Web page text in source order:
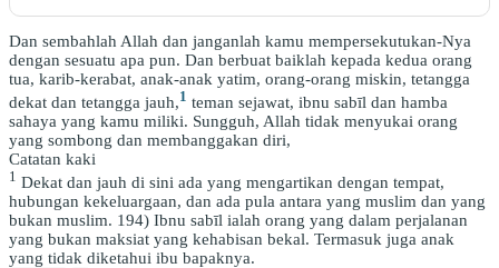
Dan sembahlah Allah dan janganlah kamu mempersekutukan-Nya
dengan sesuatu apa pun. Dan berbuat baiklah kepada kedua orang
tua, karib-kerabat, anak-anak yatim, orang-orang miskin, tetangga
dekat dan tetangga jauh,1 teman sejawat, ibnu sabīl dan hamba
sahaya yang kamu miliki. Sungguh, Allah tidak menyukai orang
yang sombong dan membanggakan diri,
Catatan kaki
1 Dekat dan jauh di sini ada yang mengartikan dengan tempat,
hubungan kekeluargaan, dan ada pula antara yang muslim dan yang
bukan muslim. 194) Ibnu sabīl ialah orang yang dalam perjalanan
yang bukan maksiat yang kehabisan bekal. Termasuk juga anak
yang tidak diketahui ibu bapaknya.